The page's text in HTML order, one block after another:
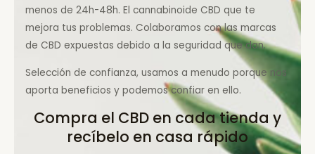
menos de 24h-48h. El cannabinoide CBD que te
mejora tus problemas. Colaboramos con las marcas
de CBD expuestas debido a la seguridad que dan.
Selección de confianza, usamos a menudo porque nos
aporta beneficios y podemos confiar en ello.
Compra el CBD en cada tienda y
recíbelo en casa rápido